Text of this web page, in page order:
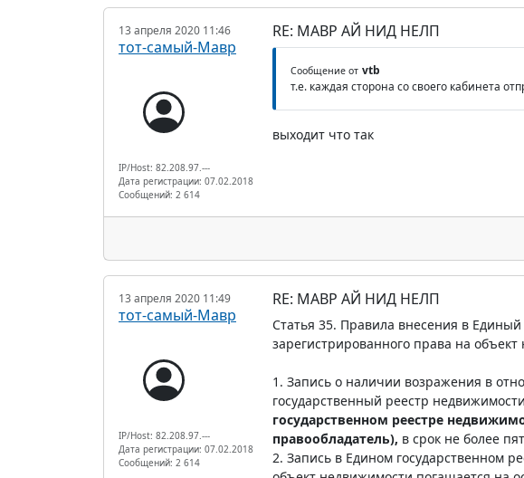
13 апреля 2020 11:46
тот-самый-Мавр
IP/Host: 82.208.97.---
Дата регистрации: 07.02.2018
Сообщений: 2 614
RE: МАВР АЙ НИД НЕЛП
Сообщение от vtb
т.е. каждая сторона со своего кабинета
выходит что так
13 апреля 2020 11:49
тот-самый-Мавр
IP/Host: 82.208.97.---
Дата регистрации: 07.02.2018
Сообщений: 2 614
RE: МАВР АЙ НИД НЕЛП
Статья 35. Правила внесения в
зарегистрированного права на
1. Запись о наличии возражения в
государственный реестр
государственном реестре
правообладатель), в срок не более
2. Запись в Едином государственном